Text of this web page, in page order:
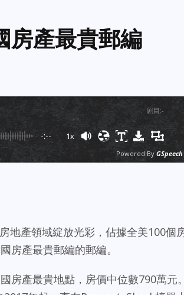
產最貴郵編
剧目 :-
-:-- 1x
Powered By GSpeech
地產領域綻放光彩，佔據全美100個
房產最貴郵編的郵編。
房產最貴地點，房價中位數790萬元